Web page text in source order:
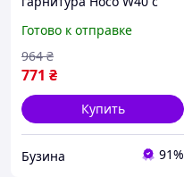
амбушюрами из мягкого
материала черная sea
Готово к отправке
771 ₴
964 ₴
Купить
Бузина 91%